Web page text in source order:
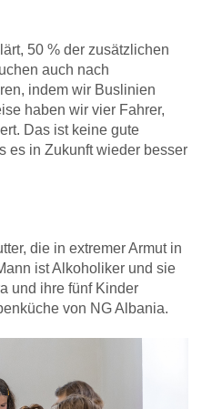
50 % der zusätzlichen
auch nach
indem wir Buslinien
haben wir vier Fahrer,
Das ist keine gute
es in Zukunft wieder besser
die in extremer Armut in
ist Alkoholiker und sie
und ihre fünf Kinder
von NG Albania.